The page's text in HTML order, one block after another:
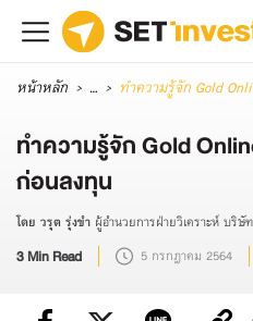
หน้าหลัก ... ทำความรู้จัก Gold
ทำความรู้จัก Gold
ก่อนลงทุน
โดย วรุต รุ่งขำ ผู้อำนวยการฝ่ายวิเคราะห์ บริ
3 Min Read 5 กรกฎาคม 2564